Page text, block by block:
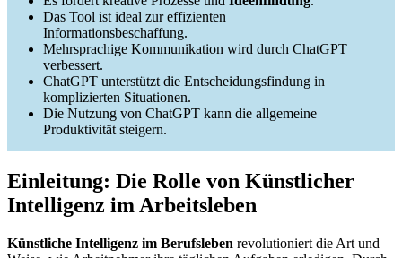
Das Tool ist ideal zur effizienten
Informationsbeschaffung.
Mehrsprachige Kommunikation wird durch ChatGPT
verbessert.
ChatGPT unterstützt die Entscheidungsfindung in
komplizierten Situationen.
Die Nutzung von ChatGPT kann die allgemeine
Produktivität steigern.
Einleitung: Die Rolle von Künstlicher
Intelligenz im Arbeitsleben
Künstliche Intelligenz im Berufsleben revolutioniert die Art und